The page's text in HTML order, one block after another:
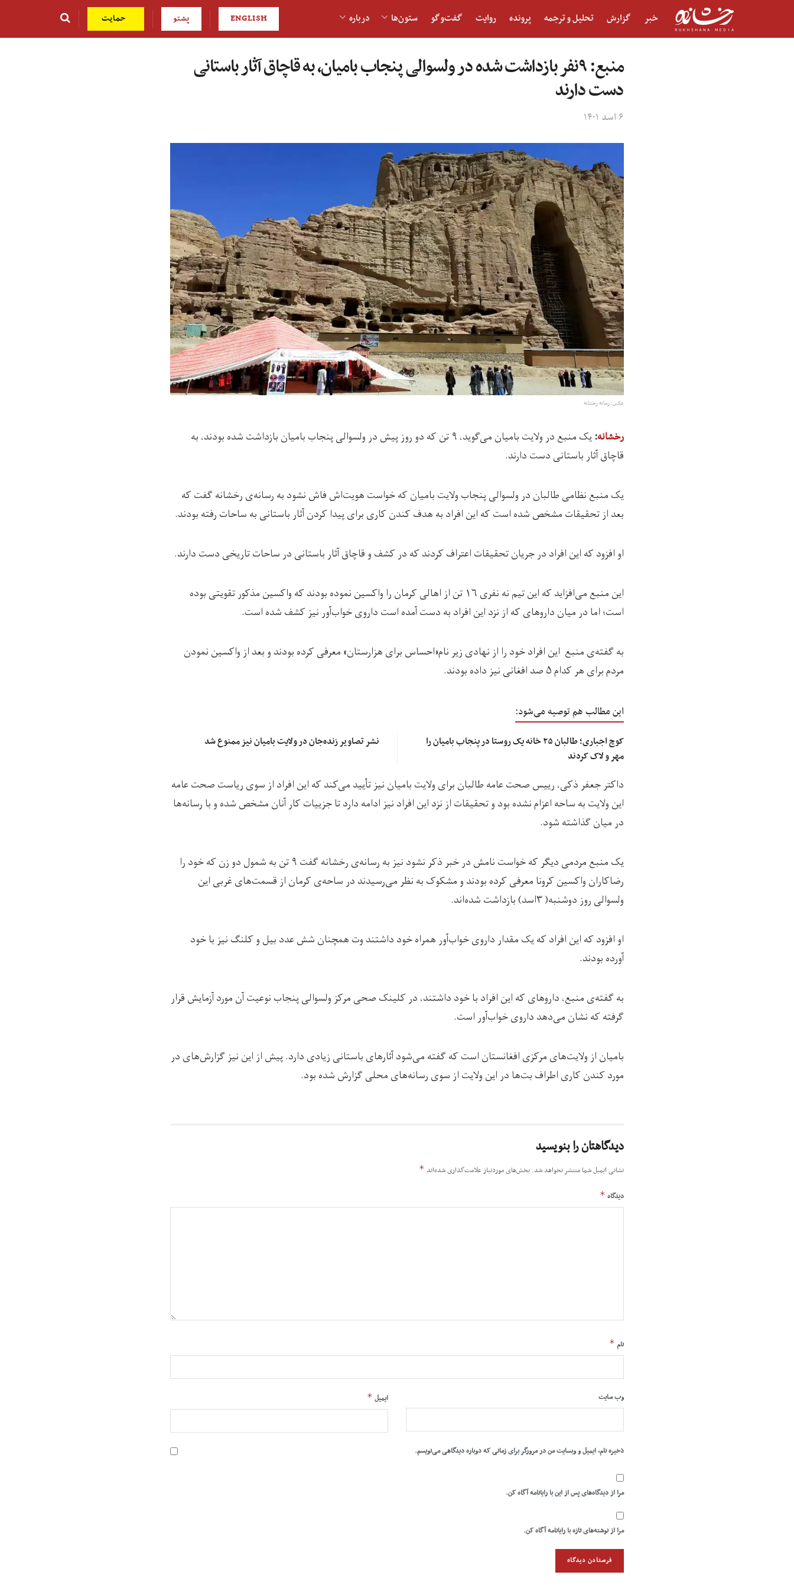
خبر گزارش تحلیل و ترجمه پرونده روایت گفت‌و‎گو ستون‌ها درباره ENGLISH پشتو حمایت
منبع:‌ ۹نفر بازداشت شده در ولسوالی پنجاب بامیان، به قاچاق آثار باستانی
دست دارند
۶ اسد ۱۴۰۱
عکس: رسانه رخشانه
رخشانه:‌
یک منبع در ولایت بامیان می‌گوید، ۹ تن که دو روز پیش در ولسوالی پنجاب بامیان بازداشت شده بودند، به
قاچاق آثار باستانی دست دارند.
یک منبع نظامی طالبان در ولسوالی پنجاب ولایت بامیان که خواست هویت‌اش فاش نشود به رسانه‌ی رخشانه گفت که
بعد از تحقیقات مشخص شده است که این افراد به هدف کندن کاری برای پیدا کردن آثار باستانی به ساحات رفته بودند.
او افزود که این افراد در جریان تحقیقات اعتراف کردند که در کشف و قاچاق آثار باستانی در ساحات تاریخی دست دارند.
این منبع می‌افزاید که این تیم نه نفری ۱۶ تن از اهالی کرمان را واکسین نموده بودند که واکسین مذکور تقویتی بوده
است؛ اما در میان دارو‌های که از نزد این افراد به دست آمده است داروی خواب‌آور نیز کشف شده است.
به گفته‌ی منبع این افراد خود را از نهادی زیر نام«احساس برای هزارستان» معرفی کرده بودند و بعد از واکسین نمودن
مردم برای هر کدام ۵ صد افغانی نیز داده بودند.
این مطالب هم توصیه می‌شود:
کوچ اجباری؛ طالبان ۲۵ خانه یک روستا در پنجاب بامیان را
مهر و لاک کردند
نشر تصاویر زنده‌جان در ولایت بامیان نیز ممنوع شد
داکتر جعفر ذکی، رییس صحت عامه طالبان برای ولایت بامیان نیز تأیید می‌کند که این افراد از سوی ریاست صحت عامه
این ولایت به ساحه اعزام نشده بود و تحقیقات از نزد این افراد نیز ادامه دارد تا جزییات کار آنان مشخص شده و با رسانه‌ها
در میان گذاشته شود.
یک منبع مردمی دیگر که خواست نامش در خبر ذکر نشود نیز به رسانه‌ی رخشانه گفت ۹ تن به شمول دو زن که خود را
رضاکاران واکسین کرونا معرفی کرده بودند و مشکوک به نظر می‌رسیدند در ساحه‌ی کرمان از قسمت‌های غربی این
ولسوالی روز دوشنبه( ۳اسد) بازداشت شده‌اند.
او افزود که این افراد که یک مقدار داروی خواب‌آور همراه خود داشتند وت همچنان شش عدد بیل و کلنگ نیز با خود
آورده بودند.
به گفته‌ی منبع، داروهای که این افراد با خود داشتند، در کلینک صحی مرکز ولسوالی پنجاب نوعیت آن مورد آزمایش قرار
گرفته که نشان می‌دهد داروی خواب‌آور است.
بامیان از ولایت‌های مرکزی افغانستان است که گفته می‌شود آثارهای باستانی زیادی دارد. پیش از این نیز گزارش‌های در
مورد کندن کاری اطراف بت‌ها در این ولایت از سوی رسانه‌های محلی گزارش شده بود.
دیدگاهتان را بنویسید
نشانی ایمیل شما منتشر نخواهد شد. بخش‌های موردنیاز علامت‌گذاری شده‌اند *
دیدگاه *
نام *
ایمیل * وب‌ سایت
ذخیره نام، ایمیل و وبسایت من در مرورگر برای زمانی که دوباره دیدگاهی می‌نویسم.
مرا از دیدگاه‌های پس از این با رایانامه آگاه کن.
مرا از نوشته‌های تازه با رایانامه آگاه کن.